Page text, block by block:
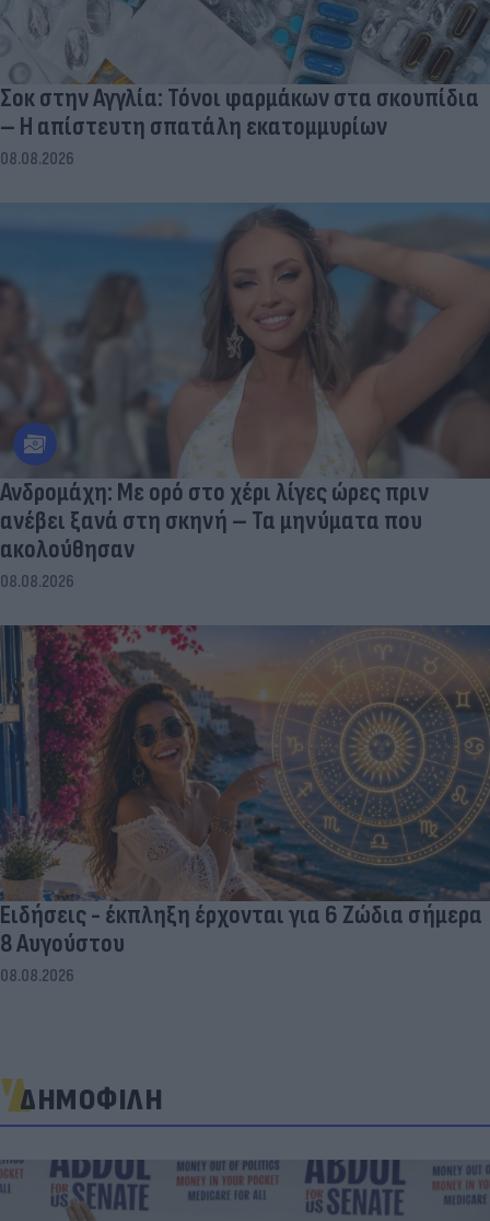
Σοκ στην Αγγλία: Τόνοι φαρμάκων στα σκουπίδια
– Η απίστευτη σπατάλη εκατομμυρίων
08.08.2026
Ανδρομάχη: Με ορό στο χέρι λίγες ώρες πριν
ανέβει ξανά στη σκηνή – Τα μηνύματα που
ακολούθησαν
08.08.2026
Ειδήσεις - έκπληξη έρχονται για 6 Ζώδια σήμερα
8 Αυγούστου
08.08.2026
ΔΗΜΟΦΙΛΗ